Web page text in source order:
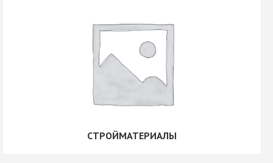
СТРОЙМАТЕРИАЛЫ